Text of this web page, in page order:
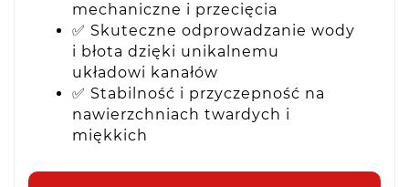
mechaniczne i przecięcia
✅ Skuteczne odprowadzanie wody
i błota dzięki unikalnemu
układowi kanałów
✅ Stabilność i przyczepność na
nawierzchniach twardych i
miękkich